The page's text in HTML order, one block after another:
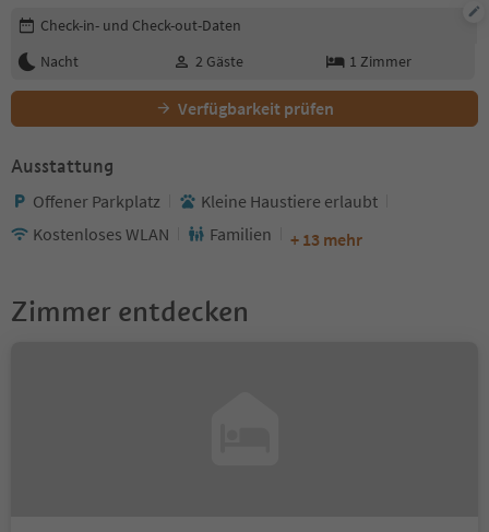
Buchungsdetails bearbeiten
Check-in- und Check-out-Daten
Nacht
2 Gäste 1 Zimmer
Verfügbarkeit prüfen
Ausstattung
Offener Parkplatz
Kleine Haustiere erlaubt
Kostenloses WLAN
Familien + 13 mehr
Zimmer entdecken